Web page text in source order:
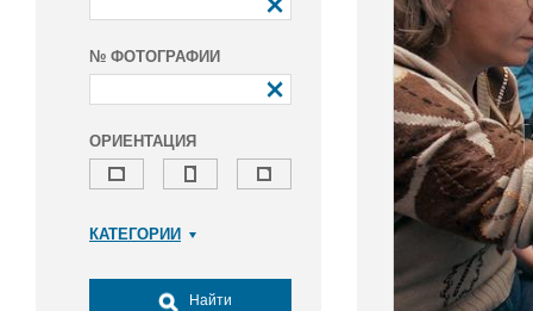
№ ФОТОГРАФИИ
ОРИЕНТАЦИЯ
КАТЕГОРИИ
Досуг, туризм и отдых
Найти